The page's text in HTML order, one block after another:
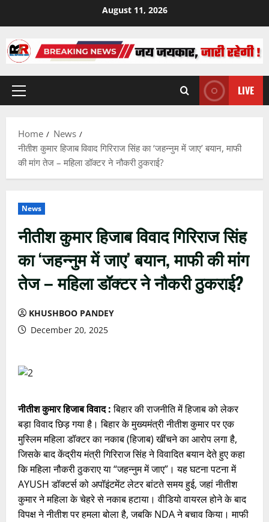
content
August 11, 2026
Primary
LIVE
Home
News
नीतीश कुमार हिजाब विवाद गिरिराज सिंह का ‘जहन्नुम में जाए’ बयान, माफी
की मांग तेज – महिला डॉक्टर ने नौकरी ठुकराई?
News
नीतीश कुमार हिजाब विवाद गिरिराज सिंह
का ‘जहन्नुम में जाए’ बयान, माफी की मांग
तेज – महिला डॉक्टर ने नौकरी ठुकराई?
KHUSHBOO PANDEY
December 20, 2025
नीतीश कुमार हिजाब विवाद :बिहार की राजनीति में हिजाब को लेकर
बड़ा विवाद छिड़ गया है। बिहार के मुख्यमंत्री नीतीश कुमार पर एक
मुस्लिम महिला डॉक्टर का नकाब (हिजाब) खींचने का आरोप लगा है,
जिसके बाद केंद्रीय मंत्री गिरिराज सिंह ने विवादित बयान देते हुए कहा
कि महिला नौकरी ठुकराए या “जहन्नुम में जाए”। यह घटना पटना में
AYUSH डॉक्टर्स को अपॉइंटमेंट लेटर बांटते समय हुई, जहां नीतीश
कुमार ने महिला के चेहरे से नकाब हटाया। वीडियो वायरल होने के बाद
विपक्ष ने नीतीश पर हमला बोला है, जबकि NDA ने बचाव किया। माफी